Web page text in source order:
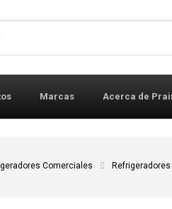
Marcas Acerca de
Comerciales